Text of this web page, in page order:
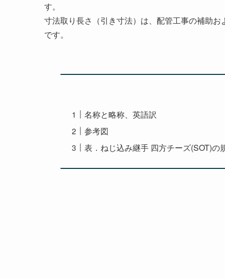
す。
寸法取り長さ（引き寸法）は、配管工事の補助
です。
名称と略称、英語訳
参考図
表．ねじ込み継手 四方チーズ(SOT)の